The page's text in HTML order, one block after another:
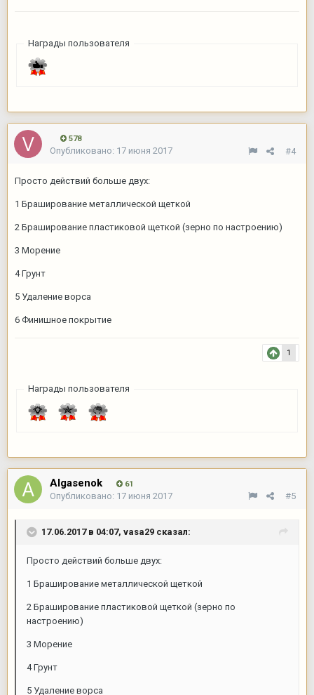
Награды пользователя
578
#4
Опубликовано: 17 июня 2017
Просто действий больше двух:
1 Браширование металлической щеткой
2 Браширование пластиковой щеткой (зерно по настроению)
3 Морение
4 Грунт
5 Удаление ворса
6 Финишное покрытие
1
Награды пользователя
Algasenok 61
#5
Опубликовано: 17 июня 2017
17.06.2017 в 04:07, vasa29 сказал:
Просто действий больше двух:
1 Браширование металлической щеткой
2 Браширование пластиковой щеткой (зерно по
настроению)
3 Морение
4 Грунт
5 Удаление ворса